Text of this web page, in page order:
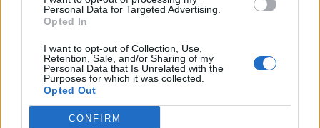
Personal Data for Targeted Advertising.
Opted In
I want to opt-out of Collection, Use,
Retention, Sale, and/or Sharing of my
Personal Data that Is Unrelated with the
Purposes for which it was collected.
Opted Out
CONFIRM
εκατ. ευρώ τα EBITDA
Viohalco: Αυξημένος κατά 14%
ο τζίρος στο α' εξάμηνο, στα 4,3
δισ. ευρώ – Στα 446 εκατ. ευρώ
ΥΠΕΘΟΟ: Νέες επενδύσεις 1
Ενέργεια